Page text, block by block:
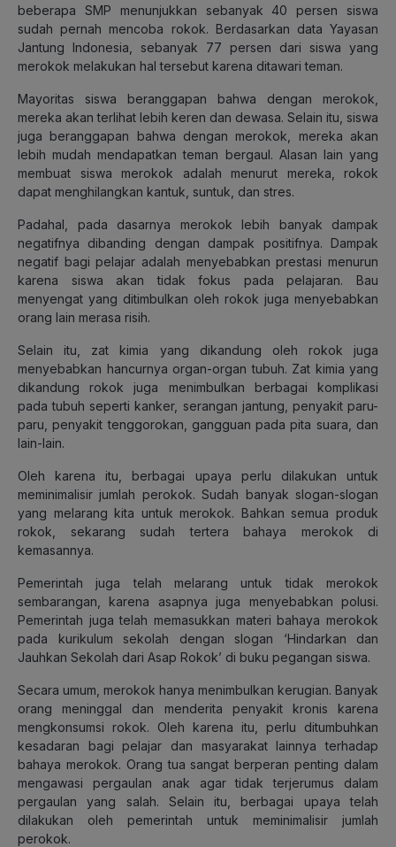
beberapa SMP menunjukkan sebanyak 40 persen siswa
sudah pernah mencoba rokok. Berdasarkan data Yayasan
Jantung Indonesia, sebanyak 77 persen dari siswa yang
merokok melakukan hal tersebut karena ditawari teman.
Mayoritas siswa beranggapan bahwa dengan merokok,
mereka akan terlihat lebih keren dan dewasa. Selain itu, siswa
juga beranggapan bahwa dengan merokok, mereka akan
lebih mudah mendapatkan teman bergaul. Alasan lain yang
membuat siswa merokok adalah menurut mereka, rokok
dapat menghilangkan kantuk, suntuk, dan stres.
Padahal, pada dasarnya merokok lebih banyak dampak
negatifnya dibanding dengan dampak positifnya. Dampak
negatif bagi pelajar adalah menyebabkan prestasi menurun
karena siswa akan tidak fokus pada pelajaran. Bau
menyengat yang ditimbulkan oleh rokok juga menyebabkan
orang lain merasa risih.
Selain itu, zat kimia yang dikandung oleh rokok juga
menyebabkan hancurnya organ-organ tubuh. Zat kimia yang
dikandung rokok juga menimbulkan berbagai komplikasi
pada tubuh seperti kanker, serangan jantung, penyakit paru-
paru, penyakit tenggorokan, gangguan pada pita suara, dan
lain-lain.
Oleh karena itu, berbagai upaya perlu dilakukan untuk
meminimalisir jumlah perokok. Sudah banyak slogan-slogan
yang melarang kita untuk merokok. Bahkan semua produk
rokok, sekarang sudah tertera bahaya merokok di
kemasannya.
Pemerintah juga telah melarang untuk tidak merokok
sembarangan, karena asapnya juga menyebabkan polusi.
Pemerintah juga telah memasukkan materi bahaya merokok
pada kurikulum sekolah dengan slogan ‘Hindarkan dan
Jauhkan Sekolah dari Asap Rokok’ di buku pegangan siswa.
Secara umum, merokok hanya menimbulkan kerugian. Banyak
orang meninggal dan menderita penyakit kronis karena
mengkonsumsi rokok. Oleh karena itu, perlu ditumbuhkan
kesadaran bagi pelajar dan masyarakat lainnya terhadap
bahaya merokok. Orang tua sangat berperan penting dalam
mengawasi pergaulan anak agar tidak terjerumus dalam
pergaulan yang salah. Selain itu, berbagai upaya telah
dilakukan oleh pemerintah untuk meminimalisir jumlah
perokok.